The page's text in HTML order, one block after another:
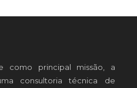
como principal missão, a
consultoria técnica de